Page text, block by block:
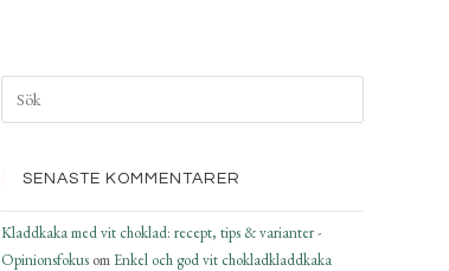
SENASTE KOMMENTARER
Kladdkaka med vit choklad: recept, tips & varianter -
Opinionsfokus omEnkel och god vit chokladkladdkaka